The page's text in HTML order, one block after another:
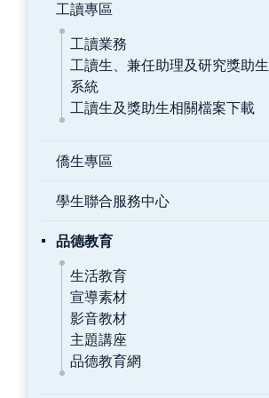
工讀專區
工讀業務
工讀生、兼任助理及研究獎助生
系統
工讀生及獎助生相關檔案下載
僑生專區
學生聯合服務中心
品德教育
生活教育
宣導素材
影音教材
主題講座
品德教育網